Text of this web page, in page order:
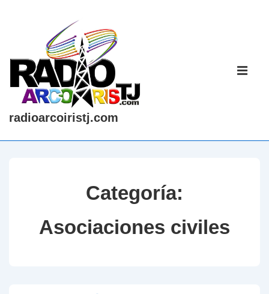
contenido
principal
radioarcoiristj.com
Categoría:
Asociaciones civiles